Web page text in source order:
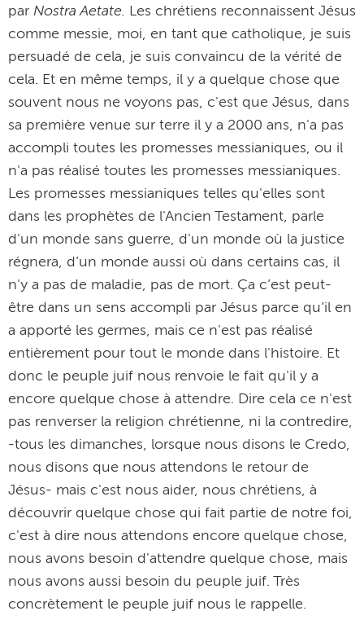
par Nostra Aetate. Les chrétiens reconnaissent Jésus
comme messie, moi, en tant que catholique, je suis
persuadé de cela, je suis convaincu de la vérité de
cela. Et en même temps, il y a quelque chose que
souvent nous ne voyons pas, c'est que Jésus, dans
sa première venue sur terre il y a 2000 ans, n'a pas
accompli toutes les promesses messianiques, ou il
n'a pas réalisé toutes les promesses messianiques.
Les promesses messianiques telles qu'elles sont
dans les prophètes de l'Ancien Testament, parle
d'un monde sans guerre, d'un monde où la justice
régnera, d’un monde aussi où dans certains cas, il
n'y a pas de maladie, pas de mort. Ça c’est peut-
être dans un sens accompli par Jésus parce qu’il en
a apporté les germes, mais ce n'est pas réalisé
entièrement pour tout le monde dans l'histoire. Et
donc le peuple juif nous renvoie le fait qu'il y a
encore quelque chose à attendre. Dire cela ce n'est
pas renverser la religion chrétienne, ni la contredire,
-tous les dimanches, lorsque nous disons le Credo,
nous disons que nous attendons le retour de
Jésus- mais c'est nous aider, nous chrétiens, à
découvrir quelque chose qui fait partie de notre foi,
c'est à dire nous attendons encore quelque chose,
nous avons besoin d'attendre quelque chose, mais
nous avons aussi besoin du peuple juif. Très
concrètement le peuple juif nous le rappelle.